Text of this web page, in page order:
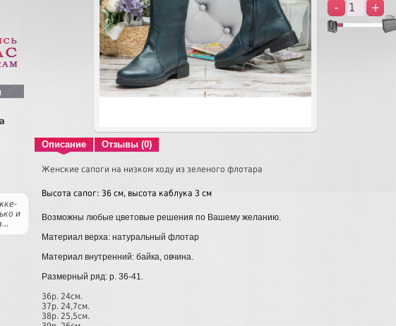
и
- +
Описание Отзывы (0)
Женские сапоги на низком ходу из зеленого флотара
Высота сапог: 36 см, высота каблука 3 см
Возможны любые цветовые решения по Вашему желанию.
Материал верха: натуральный флотар
Материал внутренний: байка, овчина.
Размерный ряд: р. 36-41.
36р. 24см.
37р. 24,7см.
38р. 25,5см.